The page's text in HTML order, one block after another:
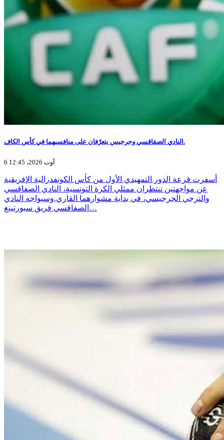
النادي الصفاقسي وجرجيس يتعرّفان على منافسيهما في كأس الكاف.
6 أوت 2026، 12:45
أسفرت قرعة الدور التمهيدي الأول من كأس الكونفدرالية الإفريقية
عن مواجهتين تنتظران ممثلي الكرة التونسية، النادي الصفاقسي
والترجي الجرجيسي، في بداية مشوارهما القاري.وسيواجه النادي
الصفاقسي فريق سبورتينغ…